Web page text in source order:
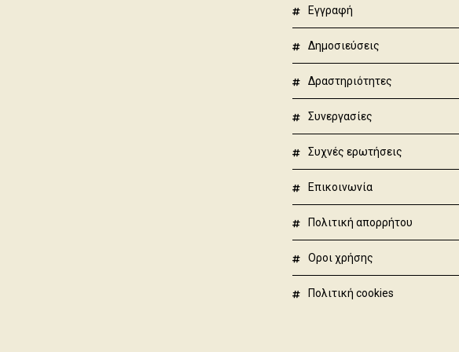
εγγραφή
δημοσιεύσεις
δραστηριότητες
συνεργασίες
συχνές ερωτήσεις
επικοινωνία
πολιτική απορρήτου
όροι χρήσης
πολιτική cookies